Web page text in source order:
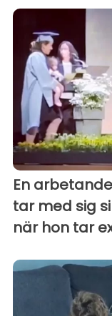
En
tar med sig
när hon tar